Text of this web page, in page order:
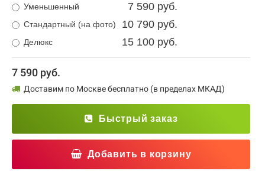
Уменьшенный 7 590 руб.
Стандартный (на фото) 10 790 руб.
Делюкс 15 100 руб.
7 590 руб.
Доставим по Москве бесплатно (в пределах МКАД)
Быстрый заказ
Добавить в корзину